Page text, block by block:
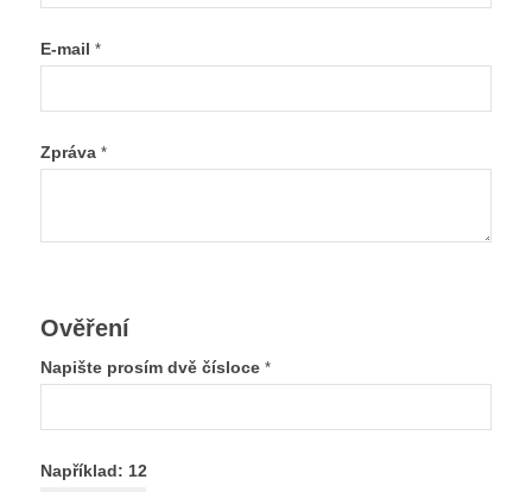
E-mail *
Zpráva *
Ověření
Napište prosím dvě čísloce *
Například: 12